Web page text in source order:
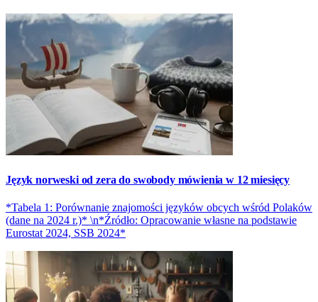
Język norweski od zera do swobody mówienia w 12 miesięcy
*Tabela 1: Porównanie znajomości języków obcych wśród Polaków
(dane na 2024 r.)* \n*Źródło: Opracowanie własne na podstawie
Eurostat 2024, SSB 2024*